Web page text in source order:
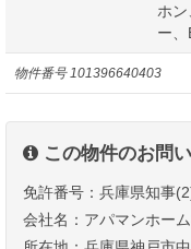
物件番号 101396640403
ホ
ー
この物件のお問
免許番号：兵庫県知事
会社名：アパマンホー